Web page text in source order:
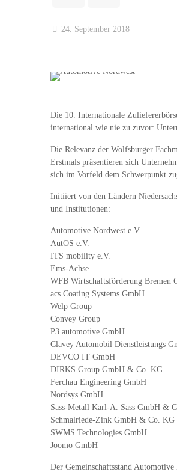
24. September 2018
Die 10. Internationale
international wie nie zu zuvor:
Die Relevanz der Wolfsburger
Erstmals präsentieren sich
sich im Vorfeld dem Schwerpunkt
Initiiert von den Ländern
und Institutionen:
Automotive Nordwest e.V.
AutOS e.V.
ITS mobility e.V.
Ems-Achse
WFB Wirtschaftsförderung Bremen
acs Coating Systems GmbH
Welp Group
Convey Group
P3 automotive GmbH
Clavey Automobil Dienstleistungs
DEVCO IT GmbH
DIRKS Group GmbH & Co. KG
Ferchau Engineering GmbH
Nordsys GmbH
Sass-Metall Karl-A. Sass GmbH &
Schmalriede-Zink GmbH & Co. KG
SWMS Technologies GmbH
Joomo GmbH
Der Gemeinschaftsstand